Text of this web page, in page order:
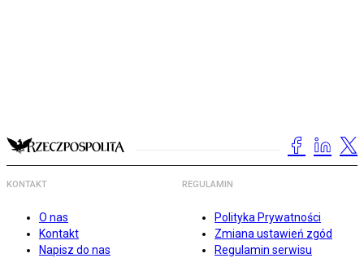
KONTAKT
O nas
Kontakt
Napisz do nas
REGULAMIN
Polityka Prywatności
Zmiana ustawień zgód
Regulamin serwisu